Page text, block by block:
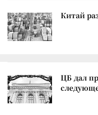
Китай
ЦБ дал